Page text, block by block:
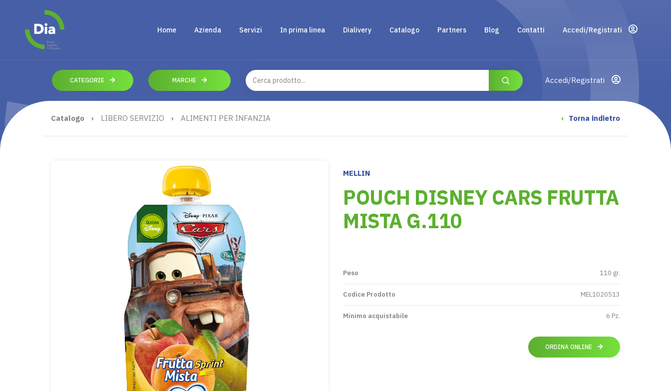
Home Azienda Servizi In prima linea Dialivery Catalogo Partners Blog Contatti Accedi/Registrati
CATEGORIE MARCHE Accedi/Registrati
Catalogo › LIBERO SERVIZIO › ALIMENTI PER INFANZIA ‹ Torna indietro
MELLIN
POUCH DISNEY CARS FRUTTA
MISTA G.110
Peso 110 gr.
Codice Prodotto MEL1020513
Minimo acquistabile 6 Pz.
ORDINA ONLINE